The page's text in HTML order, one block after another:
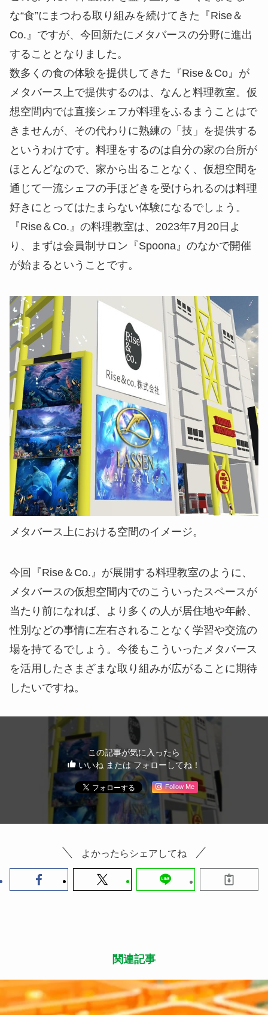
な“食”にまつわる取り組みを続けてきた『Rise＆
Co.』ですが、今回新たにメタバースの分野に進出
することとなりました。
数多くの食の体験を提供してきた『Rise＆Co』が
メタバース上で提供するのは、なんと料理教室。仮
想空間内では直接シェフが料理をふるまうことはで
きませんが、その代わりに熟練の「技」を提供する
というわけです。料理をするのは自分の家の台所が
ほとんどなので、家から出ることなく、仮想空間を
通じて一流シェフの手ほどきを受けられるのは料理
好きにとってはたまらない体験になるでしょう。
『Rise＆Co.』の料理教室は、2023年7月20日よ
り、まずは会員制サロン『Spoona』のなかで開催
が始まるということです。
メタバース上における空間のイメージ。
今回『Rise＆Co.』が展開する料理教室のように、
メタバースの仮想空間内でのこういったスペースが
当たり前になれば、より多くの人が居住地や年齢、
性別などの事情に左右されることなく学習や交流の
場を持てるでしょう。今後もこういったメタバース
を活用したさまざまな取り組みが広がることに期待
したいですね。
この記事が気に入ったら
いいね または フォローしてね！
Follow Me
よかったらシェアしてね
関連記事